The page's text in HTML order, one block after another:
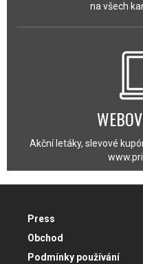
na všech
Akční letáky, slevové
Press
Obchod
Podmínky používání